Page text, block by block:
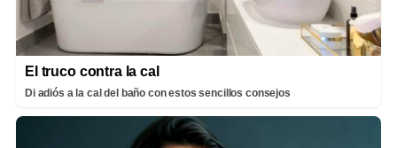
El truco contra la cal
Di adiós a la cal del baño con estos sencillos consejos